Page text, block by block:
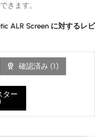
ALR Screenに対するレビ
確認済み (1 )
ター
きます。